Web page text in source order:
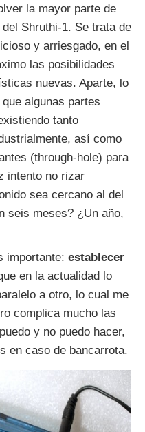
la mayor parte de
Shruthi-1. Se trata de
y arriesgado, en el
las posibilidades
nuevas. Aparte, lo
algunas partes
tanto
así como
(through-hole) para
intento no rizar
sea cercano al del
seis meses? ¿Un año,
importante: establecer
en la actualidad lo
a otro, lo cual me
complica mucho las
y no puedo hacer,
en caso de bancarrota.